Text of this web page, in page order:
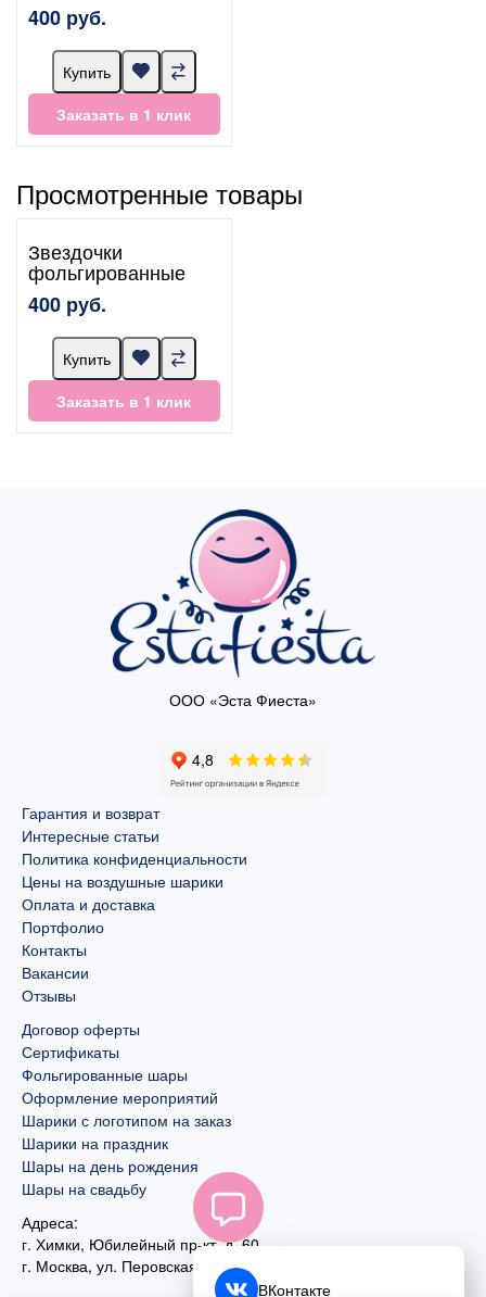
400 руб.
Купить
Заказать в 1 клик
Просмотренные товары
Звездочки
фольгированные
400 руб.
Купить
Заказать в 1 клик
ООО «Эста Фиеста»
Гарантия и возврат
Интересные статьи
Политика конфиденциальности
Цены на воздушные шарики
Оплата и доставка
Портфолио
Контакты
Вакансии
Отзывы
Договор оферты
Сертификаты
Фольгированные шары
Оформление мероприятий
Шарики с логотипом на заказ
Шарики на праздник
Шары на день рождения
Шары на свадьбу
Адреса:
г. Химки, Юбилейный пр-кт, д. 60
г. Москва, ул. Перовская, д. 59
ВКонтакте